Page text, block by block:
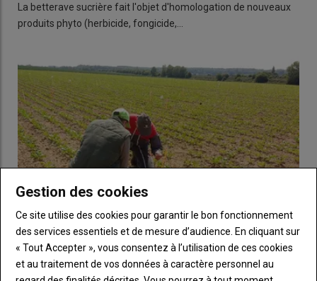
La betterave sucrière fait l'objet d'homologation de nouveaux
produits phyto (herbicide, fongicide,…
Jaunisse sur betterave : deux applications possibles
pour le nouvel insecticide Verseon
Gestion des cookies
Ce site utilise des cookies pour garantir le bon fonctionnement
des services essentiels et de mesure d’audience. En cliquant sur
« Tout Accepter », vous consentez à l’utilisation de ces cookies
et au traitement de vos données à caractère personnel au